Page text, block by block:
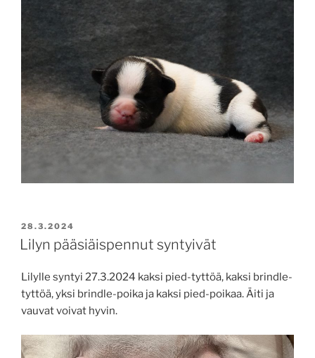
JULKAISTU
28.3.2024
Lilyn pääsiäispennut syntyivät
Lilylle syntyi 27.3.2024 kaksi pied-tyttöä, kaksi brindle-
tyttöä, yksi brindle-poika ja kaksi pied-poikaa. Äiti ja
vauvat voivat hyvin.